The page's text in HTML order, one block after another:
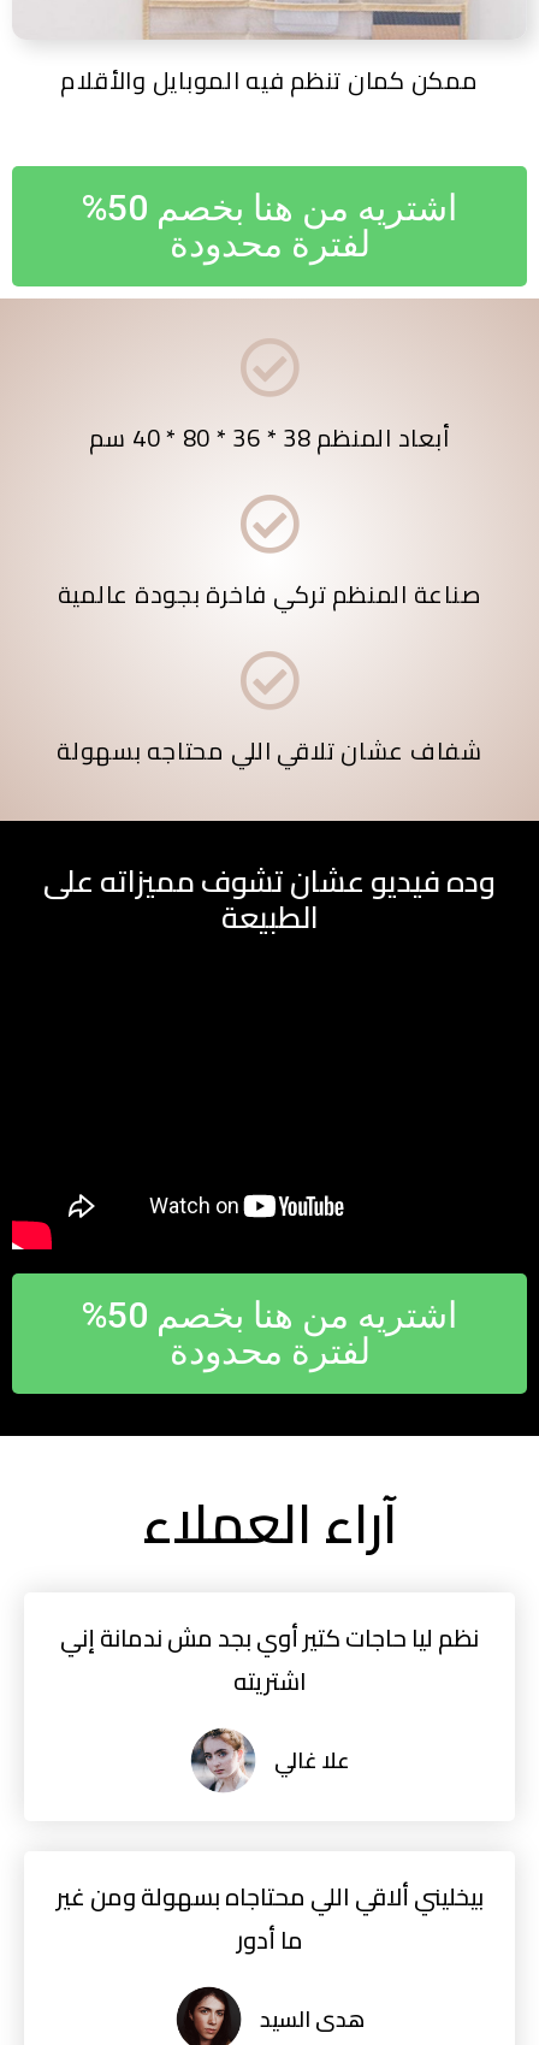
ممكن كمان تنظم فيه الموبايل والأقلام
اشتريه من هنا بخصم 50%
لفترة محدودة
أبعاد المنظم 38 * 36 * 80 * 40 سم
صناعة المنظم تركي فاخرة بجودة عالمية
شفاف عشان تلاقي اللي محتاجه بسهولة
وده فيديو عشان تشوف مميزاته على
الطبيعة
اشتريه من هنا بخصم 50%
لفترة محدودة
آراء العملاء
نظم ليا حاجات كتير أوي بجد مش ندمانة إني
اشتريته
علا غالي
بيخليني ألاقي اللي محتاجاه بسهولة ومن غير
ما أدور
هدى السيد